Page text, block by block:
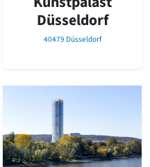
Düsseldorf
40479 Düsseldorf